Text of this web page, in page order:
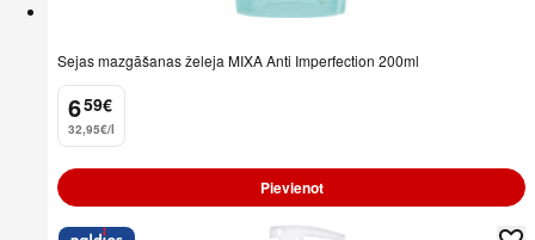
Sejas mazgāšanas želeja MIXA Anti Imperfection 200ml
6
. 59€
32,95€/l
Pievienot